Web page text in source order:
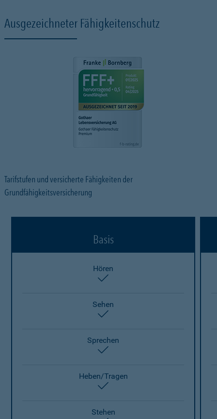
Ausgezeichneter Fähigkeitenschutz
Tarifstufen und versicherte Fähigkeiten der
Grundfähigkeitsversicherung
Basis
Hören
Sehen
Sprechen
Heben/Tragen
Stehen